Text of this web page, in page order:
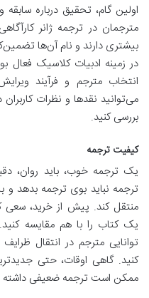
اولین گام، تحقیق درباره
مترجمان در ترجمه ژانر
بیشتری دارند و نام آن‌ها
در زمینه ادبیات کلاسیک فعال
انتخاب مترجم و فرآیند
می‌توانید نقدها و نظرات
بررسی کنید.
کیفیت ترجمه
یک ترجمه خوب، باید روان،
ترجمه نباید بوی ترجمه بدهد و
منتقل کند. پیش از خرید،
یک کتاب را با هم مقایسه
توانایی مترجم در انتقال
کنید. گاهی اوقات، حتی
ممکن است ترجمه ضعیفی داشته